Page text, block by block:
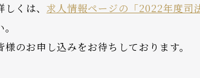
しくは、 求人情報ページの「2022年度司
様のお申し込みをお待ちしております。